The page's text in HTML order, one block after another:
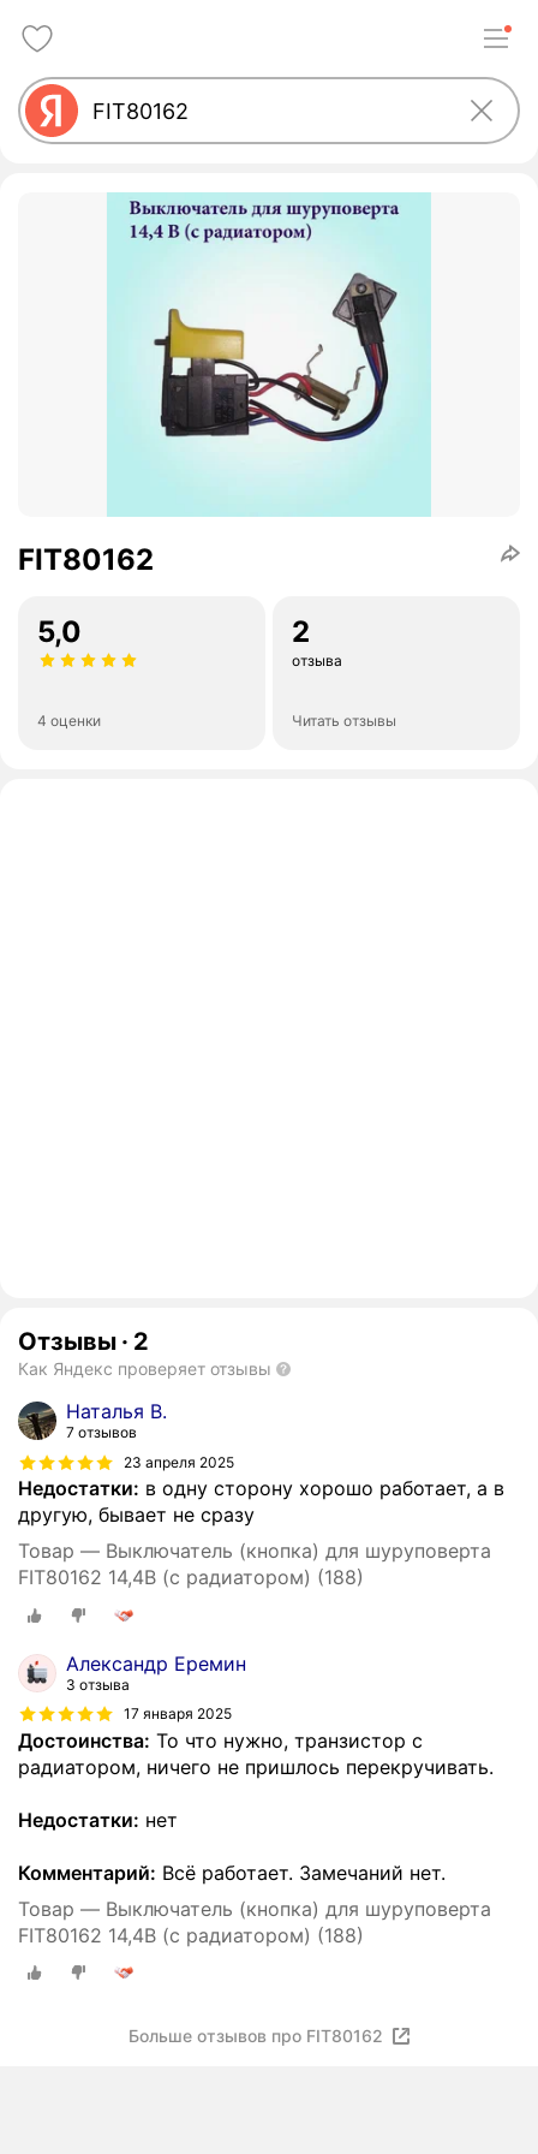
FIT80162
5,0
4 оценки
2
отзыва
Читать отзывы
Отзывы · 2
Как Яндекс проверяет отзывы
Наталья В.
7 отзывов
23 апреля 2025
Недостатки: в одну сторону хорошо работает, а в
другую, бывает не сразу
Товар — Выключатель (кнопка) для шуруповерта
FIT80162 14,4В (с радиатором) (188)
Александр Еремин
3 отзыва
17 января 2025
Достоинства: То что нужно, транзистор с
радиатором, ничего не пришлось перекручивать.
Недостатки: нет
Комментарий: Всё работает. Замечаний нет.
Товар — Выключатель (кнопка) для шуруповерта
FIT80162 14,4В (с радиатором) (188)
Больше отзывов про FIT80162